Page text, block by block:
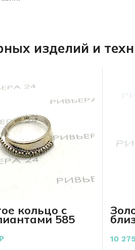
изделий и
кольцо с
585
4.04 грамма р.
10